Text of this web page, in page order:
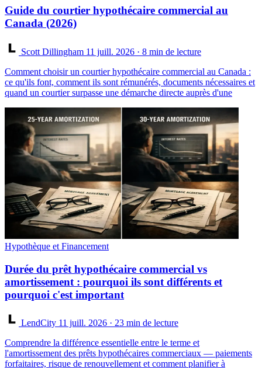
Guide du courtier hypothécaire commercial au
Canada (2026)
Scott Dillingham 11 juill. 2026 · 8 min de lecture
Comment choisir un courtier hypothécaire commercial au Canada :
ce qu'ils font, comment ils sont rémunérés, documents nécessaires et
quand un courtier surpasse une démarche directe auprès d'une
Hypothèque et Financement
Durée du prêt hypothécaire commercial vs
amortissement : pourquoi ils sont différents et
pourquoi c'est important
LendCity 11 juill. 2026 · 23 min de lecture
Comprendre la différence essentielle entre le terme et
l'amortissement des prêts hypothécaires commerciaux — paiements
forfaitaires, risque de renouvellement et comment planifier à